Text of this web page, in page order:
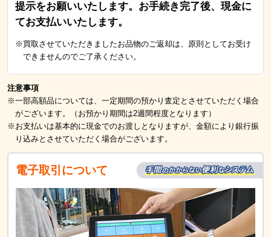
提示をお願いいたします。お手続き完了後、現金に
てお支払いいたします。
※買取させていただきましたお品物のご返却は、原則としてお受け
できませんのでご了承ください。
注意事項
※一部高額品については、一定期間の預かり査定とさせていただく場合
がございます。（お預かり期間は2週間程度となります）
※お支払いは基本的に現金でのお渡しとなりますが、金額により銀行振
り込みとさせていただく場合がございます。
電子取引について